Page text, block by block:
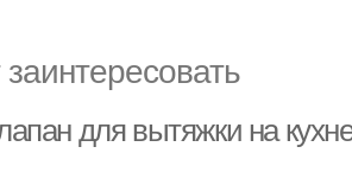
для вытяжки на